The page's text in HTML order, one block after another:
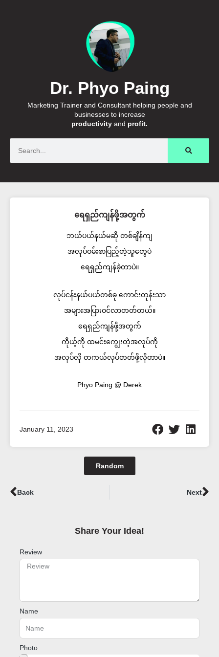
Dr. Phyo Paing
Marketing Trainer and Consultant helping people and
businesses to increase
productivity and profit.
ရေရှည်ကျန်ဖို့အတွက်
ဘယ်ပယ်နယ်မဆို တစ်ချိန်ကျ
အလုပ်ဝမ်းစာပြည့်တဲ့သူတွေပဲ
ရေရှည်ကျန်ခဲ့တာပဲ။
လုပ်ငန်းနယ်ပယ်တစ်ခု ကောင်းတုန်းသာ
အများအပြားဝင်လာတတ်တယ်။
ရေရှည်ကျန်ဖို့အတွက်
ကိုယ့်ကို ထမင်းကျွေးတဲ့အလုပ်ကို
အလုပ်လို တကယ်လုပ်တတ်ဖို့လိုတာပဲ။
Phyo Paing @ Derek
January 11, 2023
Random
Prev
Back Next
Share Your Idea!​
Review
Name
Photo